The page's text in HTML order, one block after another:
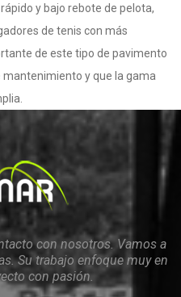
y bajo rebote de pelota,
de tenis con más
de este tipo de pavimento
mantenimiento y que la gama
con nosotros. Vamos a
Su trabajo enfoque muy en
con pasión.